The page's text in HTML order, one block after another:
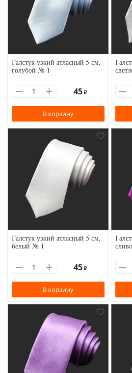
Галстук узкий атласный 5 см,
голубой № 1
45 ₽
В корзину
Галстук узкий атласный 5 см,
белый № 1
45 ₽
В корзину